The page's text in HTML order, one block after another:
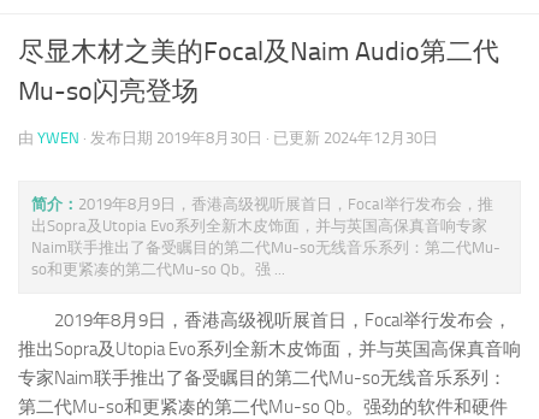
尽显木材之美的Focal及Naim Audio第二代
Mu-so闪亮登场
由 YWEN · 发布日期 2019年8月30日 · 已更新 2024年12月30日
简介： 2019年8月9日，香港高级视听展首日，Focal举行发布会，推
出Sopra及Utopia Evo系列全新木皮饰面，并与英国高保真音响专家
Naim联手推出了备受瞩目的第二代Mu-so无线音乐系列：第二代Mu-
so和更紧凑的第二代Mu-so Qb。强 ...
2019年8月9日，香港高级视听展首日，Focal举行发布会，
推出Sopra及Utopia Evo系列全新木皮饰面，并与英国高保真音响
专家Naim联手推出了备受瞩目的第二代Mu-so无线音乐系列：
第二代Mu-so和更紧凑的第二代Mu-so Qb。强劲的软件和硬件